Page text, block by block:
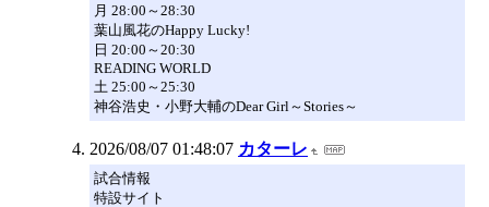
月 28:00～28:30
葉山風花のHappy Lucky!
日 20:00～20:30
READING WORLD
土 25:00～25:30
神谷浩史・小野大輔のDear Girl～Stories～
2026/08/07 01:48:07 カターレ
試合情報
特設サイト